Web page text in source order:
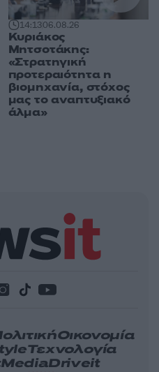
14:1306.08.26
Κυριάκος
Μητσοτάκης:
«Στρατηγική
προτεραιότητα η
βιομηχανία, στόχος
μας το αναπτυξιακό
άλμα»
Οικονομία
Τεχνολογία
MediaDriveit